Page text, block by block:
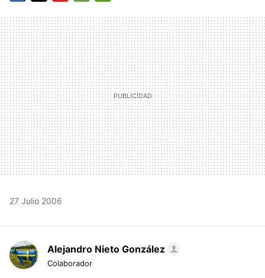
MAIL
27 Julio 2006
Alejandro Nieto González
Colaborador